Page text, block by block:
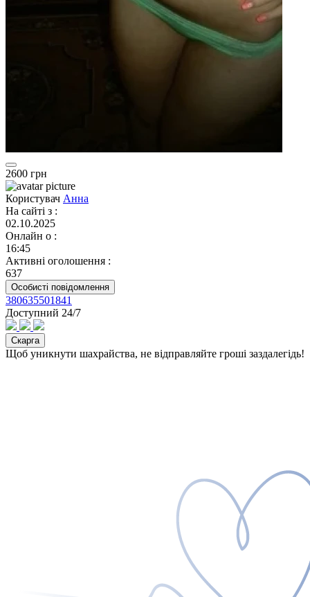
2600 грн
Користувач Анна
На сайті з :
02.10.2025
Онлайн о :
16:45
Активні оголошення :
637
Особисті повідомлення
380635501841
Доступний 24/7
Скарга
Щоб уникнути шахрайства, не відправляйте гроші заздалегідь!